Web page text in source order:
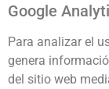
Google
Para analizar el
genera
del sitio web